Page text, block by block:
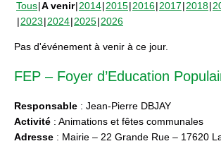
Tous A venir 2014 2015 2016 2017 2018
2023 2024 2025 2026
Pas d'événement à venir à ce jour.
FEP – Foyer d’Education
Responsable : Jean-Pierre DBJAY
Activité : Animations et fêtes communales
Adresse : Mairie – 22 Grande Rue – 17620